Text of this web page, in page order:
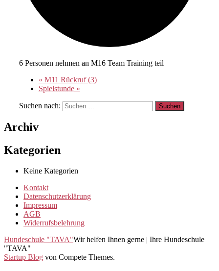
6 Personen nehmen an M16 Team Training teil
« M11 Rückruf (3)
Spielstunde »
Suchen nach:
Archiv
Kategorien
Keine Kategorien
Kontakt
Datenschutzerklärung
Impressum
AGB
Widerrufsbelehrung
Hundeschule "TAVA"Wir helfen Ihnen gerne | Ihre Hundeschule
"TAVA"
Startup Blog von Compete Themes.